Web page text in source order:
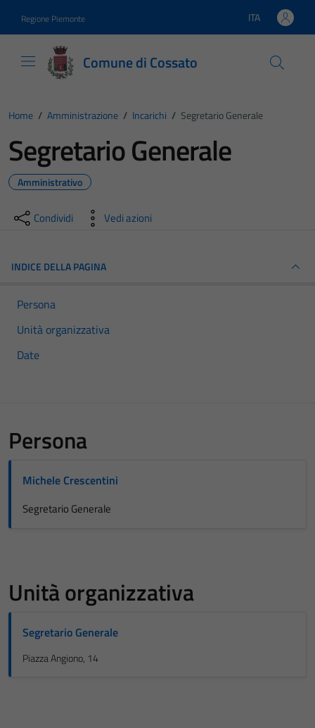
Regione Piemonte Lingua attiva:
ITA
Comune di Cossato
Home / Amministrazione / Incarichi / Segretario Generale
Segretario Generale
Amministrativo
Condividi Vedi azioni
INDICE DELLA PAGINA
Persona
Unità organizzativa
Date
Persona
Michele Crescentini
Segretario Generale
Unità organizzativa
Segretario Generale
Piazza Angiono, 14